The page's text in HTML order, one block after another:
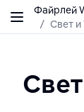
Файрлей
/ Свет и